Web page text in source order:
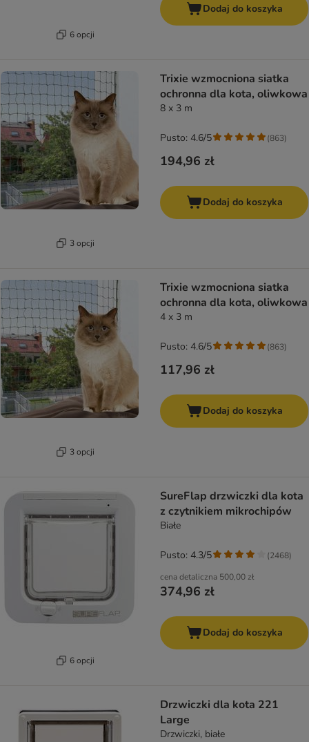
6 opcji
Dodaj do koszyka
3 opcji
Trixie wzmocniona siatka
ochronna dla kota, oliwkowa
8 x 3 m
194,96 zł
Pusto: 4.6/5 (863)
Dodaj do koszyka
3 opcji
Trixie wzmocniona siatka
ochronna dla kota, oliwkowa
4 x 3 m
117,96 zł
Pusto: 4.6/5 (863)
Dodaj do koszyka
6 opcji
SureFlap drzwiczki dla kota
z czytnikiem mikrochipów
Białe
cena detaliczna 500,00 zł
374,96 zł
Pusto: 4.3/5 (2468)
Dodaj do koszyka
Drzwiczki dla kota 221
Large
Drzwiczki, białe